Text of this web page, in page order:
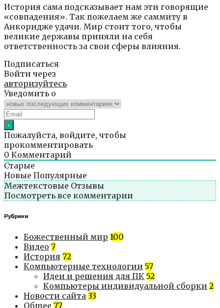
История сама подсказывает нам эти говорящие
«совпадения». Так пожелаем же саммиту в
Анкоридже удачи. Мир стоит того, чтобы
великие державы приняли на себя
ответственность за свои сферы влияния.
Подписаться
Войти через
авторизуйтесь
Уведомить о
Пожалуйста, войдите, чтобы
прокомментировать
0 Комментарий
Старые
Новые Популярные
Межтекстовые Отзывы
Посмотреть все комментарии
Рубрики
Божественный мир 100
Видео 7
История 72
Компьютерные технологии 57
Идеи и решения для ПК 52
Компьютеры индивидуальной сборки 2
Новости сайта 33
Общее 77